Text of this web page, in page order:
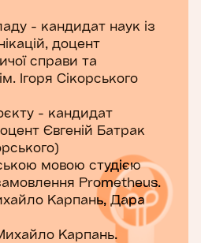
- кандидат наук із
доцент
справи та
Ігоря Сікорського
- кандидат
Євгеній Батрак
мовою студією
Prometheus.
Карпань, Дара
Карпань.